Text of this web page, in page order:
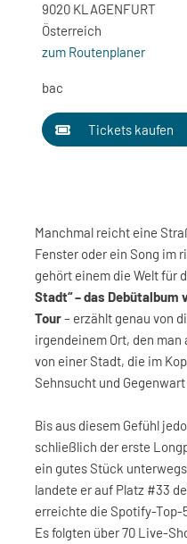
9020 KLAGENFURT
Österreich
zum Routenplaner
bac
Tickets kaufen
Manchmal reicht eine
Fenster oder ein Song im
gehört einem die Welt für
Stadt“ – das
Tour– erzählt genau von
irgendeinem Ort, den
von einer Stadt, die im
Sehnsucht und
Bis aus diesem Gefühl
schließlich der erste
ein gutes Stück
landete er auf Platz #33
erreichte die Spotify-Top-
Es folgten über 70 Live-